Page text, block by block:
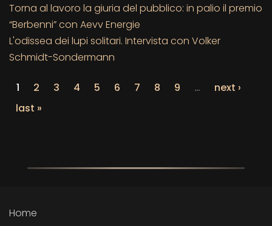
Torna al lavoro la giuria del pubblico: in palio il premio
“Berbenni” con Aevv Energie
L'odissea dei lupi solitari. Intervista con Volker
Schmidt-Sondermann
1 2 3 4 5 6 7 8 9 …
next ›
last »
Home